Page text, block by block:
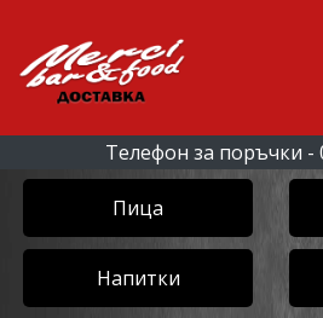
Skip to navigation
Skip to content
Телефон за поръчки -
Пица
Напитки